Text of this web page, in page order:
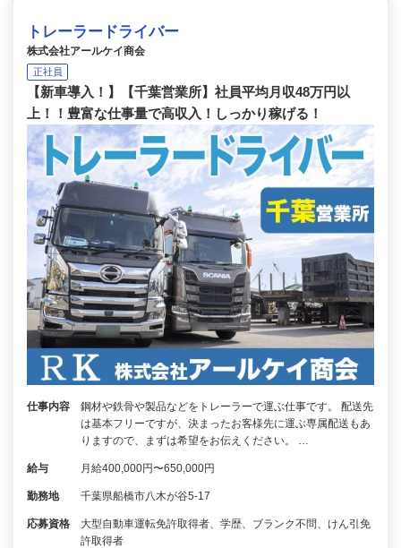
トレーラードライバー
株式会社アールケイ商会
正社員
【新車導入！】【千葉営業所】社員平均月収48万円以
上！！豊富な仕事量で高収入！しっかり稼げる！
仕事内容
鋼材や鉄骨や製品などをトレーラーで運ぶ仕事です。 配送先
は基本フリーですが、決まったお客様先に運ぶ専属配送もあ
りますので、まずは希望をお伝えください。 …
給与 月給400,000円〜650,000円
勤務地 千葉県船橋市八木が谷5-17
応募資格
大型自動車運転免許取得者、学歴、ブランク不問、けん引免
許取得者